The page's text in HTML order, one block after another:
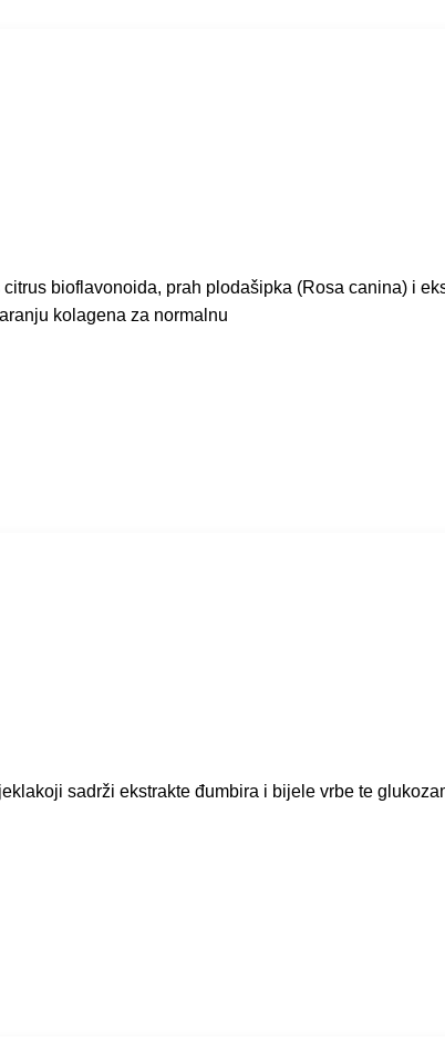
bioflavonoida, prah plodašipka (Rosa canina) i
kolagena za normalnu
sadrži ekstrakte đumbira i bijele vrbe te